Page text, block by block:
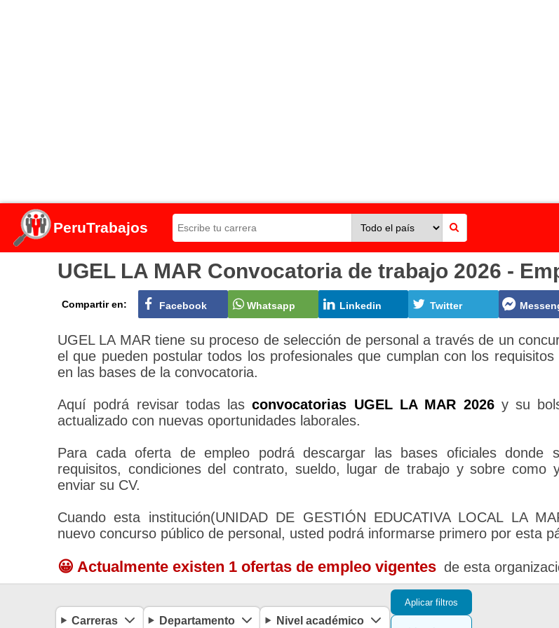
PeruTrabajos
UGEL LA MAR Convocatoria de trabajo 2026 -
Compartir en: Facebook Whatsapp Linkedin Twitter
UGEL LA MAR tiene su proceso de selección de personal a través de un
el que pueden postular todos los profesionales que cumplan con los requisitos
en las bases de la convocatoria.
Aquí podrá revisar todas lasconvocatorias UGEL LA MAR 2026y su
actualizado con nuevas oportunidades laborales.
Para cada oferta de empleo podrá descargar las bases oficiales donde
requisitos, condiciones del contrato, sueldo, lugar de trabajo y sobre como
enviar su CV.
Cuando esta institución(UNIDAD DE GESTIÓN EDUCATIVA LOCAL LA
nuevo concurso público de personal, usted podrá informarse primero por esta
😀 Actualmente existen 1 ofertas de empleo vigentes de esta
Carreras Departamento Nivel académico
Aplicar filtros